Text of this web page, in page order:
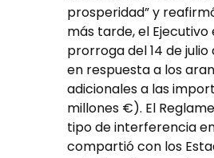
prosperidad” y
más tarde, el
prorroga del 14 de
en respuesta a los
adicionales a las
millones €). El
tipo de interferencia
compartió con los